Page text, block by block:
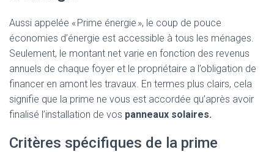
Aussi appelée « Prime énergie », le coup de pouce
économies d’énergie est accessible à tous les ménages.
Seulement, le montant net varie en fonction des revenus
annuels de chaque foyer et le propriétaire a l’obligation de
financer en amont les travaux. En termes plus clairs, cela
signifie que la prime ne vous est accordée qu’après avoir
finalisé l’installation de vos panneaux solaires.
Critères spécifiques de la prime